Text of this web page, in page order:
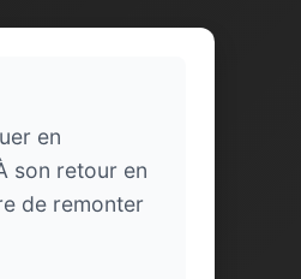
en
son retour en
de remonter